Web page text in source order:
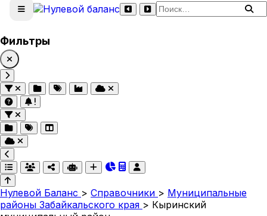
Поиск по сайту
Фильтры
Нулевой Баланс > Справочники > Муниципальные
районы Забайкальского края > Кыринский